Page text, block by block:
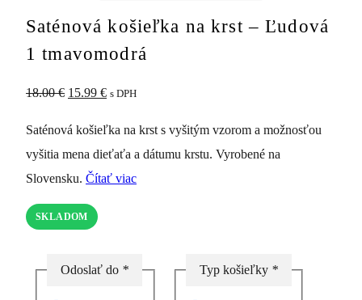
Saténová košieľka na krst – Ľudová
1 tmavomodrá
18.00€ Pôvodná
15.99 €Aktuálna
s DPH
Saténová košieľka na krst s vyšitým vzorom a možnosťou
vyšitia mena dieťaťa a dátumu krstu. Vyrobené na
Slovensku. Čítať viac
SKLADOM
Odoslať do * Typ košieľky *